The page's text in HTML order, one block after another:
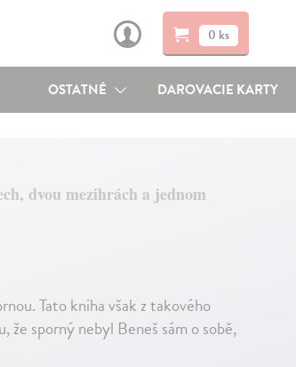
0 ks
OSTATNÉ DAROVACIE KARTY
dvou mezihrách a jednom
Tato kniha však z takového
sporný nebyl Beneš sám o sobě,